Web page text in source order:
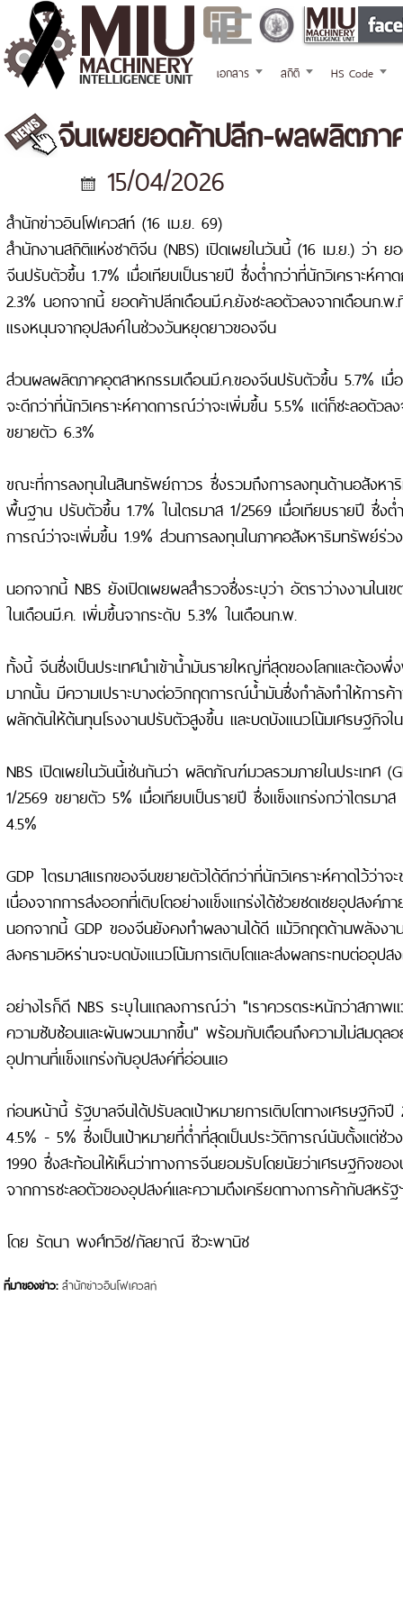
เอกสาร สถิติ HS Code
จีนเผยยอดค้าปลีก-ผลผลิตภา
15/04/2026
สำนักข่าวอินโฟเควสท์ (16 เม.ย. 69)
สำนักงานสถิติแห่งชาติจีน (NBS) เปิดเผยในวันนี้ (16 เม.ย.) ว่า ย
จีนปรับตัวขึ้น 1.7% เมื่อเทียบเป็นรายปี ซึ่งต่ำกว่าที่นักวิเคราะห์ค
2.3% นอกจากนี้ ยอดค้าปลีกเดือนมี.ค.ยังชะลอตัวลงจากเดือนก.พ
แรงหนุนจากอุปสงค์ในช่วงวันหยุดยาวของจีน
ส่วนผลผลิตภาคอุตสาหกรรมเดือนมี.ค.ของจีนปรับตัวขึ้น 5.7% เมื่
จะดีกว่าที่นักวิเคราะห์คาดการณ์ว่าจะเพิ่มขึ้น 5.5% แต่ก็ชะลอตัวล
ขยายตัว 6.3%
ขณะที่การลงทุนในสินทรัพย์ถาวร ซึ่งรวมถึงการลงทุนด้านอสังหา
พื้นฐาน ปรับตัวขึ้น 1.7% ในไตรมาส 1/2569 เมื่อเทียบรายปี ซึ่งต่
การณ์ว่าจะเพิ่มขึ้น 1.9% ส่วนการลงทุนในภาคอสังหาริมทรัพย์ร่ว
นอกจากนี้ NBS ยังเปิดเผยผลสำรวจซึ่งระบุว่า อัตราว่างงานในเ
ในเดือนมี.ค. เพิ่มขึ้นจากระดับ 5.3% ในเดือนก.พ.
ทั้งนี้ จีนซึ่งเป็นประเทศนำเข้าน้ำมันรายใหญ่ที่สุดของโลกและต้อง
มากนั้น มีความเปราะบางต่อวิกฤตการณ์น้ำมันซึ่งกำลังทำให้การค้
ผลักดันให้ต้นทุนโรงงานปรับตัวสูงขึ้น และบดบังแนวโน้มเศรษฐกิจใ
NBS เปิดเผยในวันนี้เช่นกันว่า ผลิตภัณฑ์มวลรวมภายในประเทศ
1/2569 ขยายตัว 5% เมื่อเทียบเป็นรายปี ซึ่งแข็งแกร่งกว่าไตรมา
4.5%
GDP ไตรมาสแรกของจีนขยายตัวได้ดีกว่าที่นักวิเคราะห์คาดไว้ว่าจ
เนื่องจากการส่งออกที่เติบโตอย่างแข็งแกร่งได้ช่วยชดเชยอุปสงค์ภา
นอกจากนี้ GDP ของจีนยังคงทำผลงานได้ดี แม้วิกฤตด้านพลังงา
สงครามอิหร่านจะบดบังแนวโน้มการเติบโตและส่งผลกระทบต่ออุปส
อย่างไรก็ดี NBS ระบุในแถลงการณ์ว่า "เราควรตระหนักว่าสภา
ความซับซ้อนและผันผวนมากขึ้น" พร้อมกับเตือนถึงความไม่สมดุลอ
อุปทานที่แข็งแกร่งกับอุปสงค์ที่อ่อนแอ
ก่อนหน้านี้ รัฐบาลจีนได้ปรับลดเป้าหมายการเติบโตทางเศรษฐกิจ
4.5% - 5% ซึ่งเป็นเป้าหมายที่ต่ำที่สุดเป็นประวัติการณ์นับตั้งแต่ช่
1990 ซึ่งสะท้อนให้เห็นว่าทางการจีนยอมรับโดยนัยว่าเศรษฐกิจขอ
จากการชะลอตัวของอุปสงค์และความตึงเครียดทางการค้ากับสหรั
โดย รัตนา พงศ์ทวิช/กัลยาณี ชีวะพานิช
ที่มาของข่าว: สำนักข่าวอินโฟเควสท์